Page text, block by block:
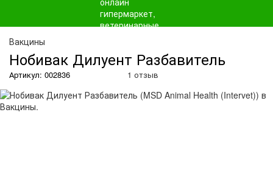
Вакцины
Нобивак Дилуент Разбавитель
Артикул: 002836 1 отзыв